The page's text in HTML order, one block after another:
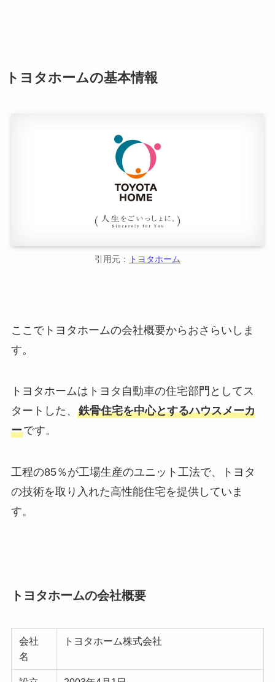
トヨタホームの基本情報
引用元： トヨタホーム
ここでトヨタホームの会社概要からおさらいしま
す。
トヨタホームはトヨタ自動車の住宅部門としてス
タートした、 鉄骨住宅を中心とするハウスメーカ
ーです。
工程の85％が工場生産のユニット工法で、トヨタ
の技術を取り入れた高性能住宅を提供していま
す。
トヨタホームの会社概要
会社
名
トヨタホーム株式会社